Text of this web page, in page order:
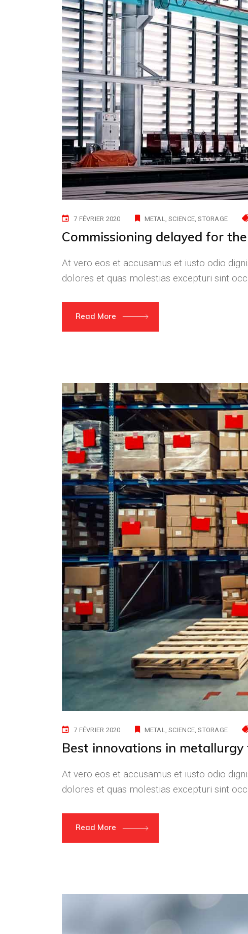
7 FÉVRIER 2020 METAL SCIENCE STORAGE
Commissioning delayed for
At vero eos et accusamus et iusto odio
dolores et quas molestias excepturi sint
Read More
7 FÉVRIER 2020 METAL SCIENCE STORAGE
Best innovations in metallurgy
At vero eos et accusamus et iusto odio
dolores et quas molestias excepturi sint
Read More